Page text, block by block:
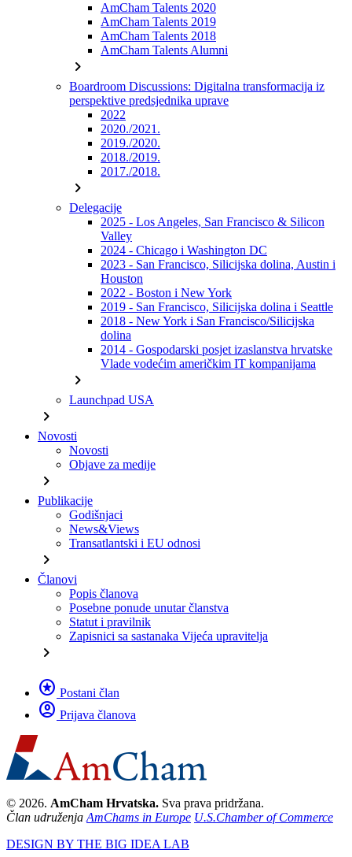
AmCham Talents 2020
AmCham Talents 2019
AmCham Talents 2018
AmCham Talents Alumni
chevron_right
Boardroom Discussions: Digitalna transformacija iz
perspektive predsjednika uprave
2022
2020./2021.
2019./2020.
2018./2019.
2017./2018.
chevron_right
Delegacije
2025 - Los Angeles, San Francisco & Silicon
Valley
2024 - Chicago i Washington DC
2023 - San Francisco, Silicijska dolina, Austin i
Houston
2022 - Boston i New York
2019 - San Francisco, Silicijska dolina i Seattle
2018 - New York i San Francisco/Silicijska
dolina
2014 - Gospodarski posjet izaslanstva hrvatske
Vlade vodećim američkim IT kompanijama
chevron_right
Launchpad USA
chevron_right
Novosti
Novosti
Objave za medije
chevron_right
Publikacije
Godišnjaci
News&Views
Transatlantski i EU odnosi
chevron_right
Članovi
Popis članova
Posebne ponude unutar članstva
Statut i pravilnik
Zapisnici sa sastanaka Vijeća upravitelja
chevron_right
stars Postani član
account_circle Prijava članova
© 2026. AmCham Hrvatska. Sva prava pridržana.
Član udruženja AmChams in Europe U.S.Chamber of Commerce
DESIGN BY THE BIG IDEA LAB